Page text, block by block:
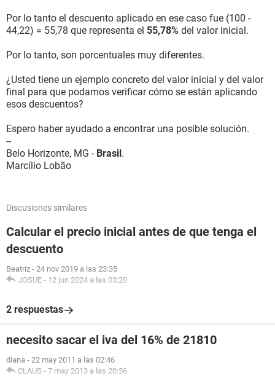
Por lo tanto el descuento aplicado en ese caso fue (100 -
44,22) = 55,78 que representa el 55,78% del valor inicial.
Por lo tanto, son porcentuales muy diferentes.
¿Usted tiene un ejemplo concreto del valor inicial y del valor
final para que podamos verificar cómo se están aplicando
esos descuentos?
Espero haber ayudado a encontrar una posible solución.
--
Belo Horizonte, MG - Brasil.
Marcílio Lobão
Discusiones similares
Calcular el precio inicial antes de que tenga el
descuento
Beatriz - 24 nov 2019 a las 23:35
JOSUE - 12 jun 2024 a las 03:20
2 respuestas
necesito sacar el iva del 16% de 21810
diana - 22 may 2011 a las 02:46
CLAUS - 7 may 2013 a las 20:56